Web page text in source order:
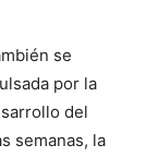
se
por la
del
semanas, la